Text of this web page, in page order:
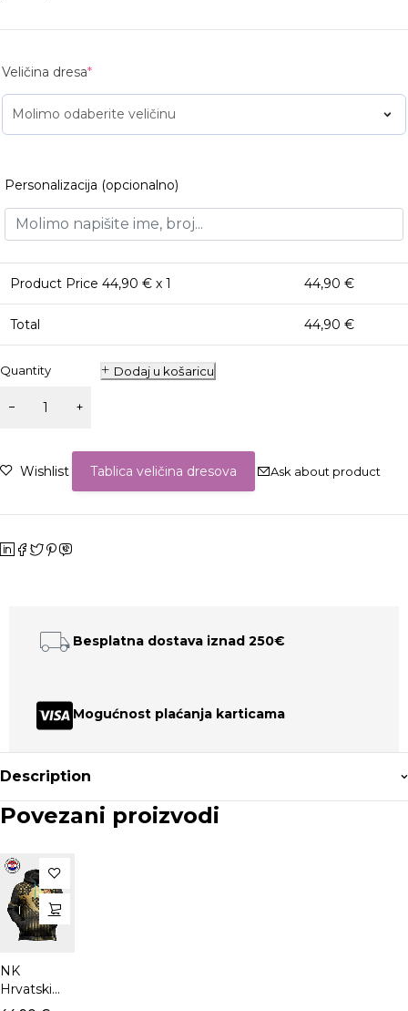
Veličina dresa*
Personalizacija (opcionalno)
Product Price 44,90 € x 1 44,90 €
Total 44,90 €
Quantity Dodaj u košaricu
Wishlist Tablica veličina dresova Ask about product
Besplatna dostava iznad 250€
Mogućnost plaćanja karticama
Description
Povezani proizvodi
NK
Hrvatski
Dragovoljac